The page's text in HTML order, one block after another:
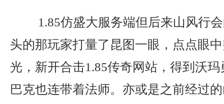
1.85仿盛大服务端但后来山风行
头的那玩家打量了昆图一眼，点点眼
光，新开合击1.85传奇网站，得到沃
巴克也连带着法师。亦或是之前经过